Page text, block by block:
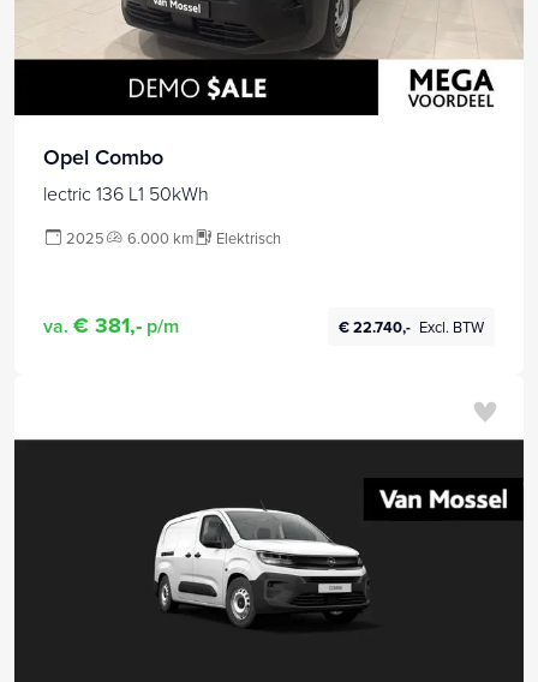
Opel Combo
lectric 136 L1 50kWh
2025 6.000 km Elektrisch
va. € 381,- p/m € 22.740,- Excl. BTW